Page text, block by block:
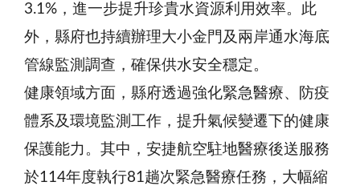
3.1%，進一步提升珍貴水資源利用效率。此
外，縣府也持續辦理大小金門及兩岸通水海底
管線監測調查，確保供水安全穩定。
健康領域方面，縣府透過強化緊急醫療、防疫
體系及環境監測工作，提升氣候變遷下的健康
保護能力。其中，安捷航空駐地醫療後送服務
於114年度執行81趟次緊急醫療任務，大幅縮